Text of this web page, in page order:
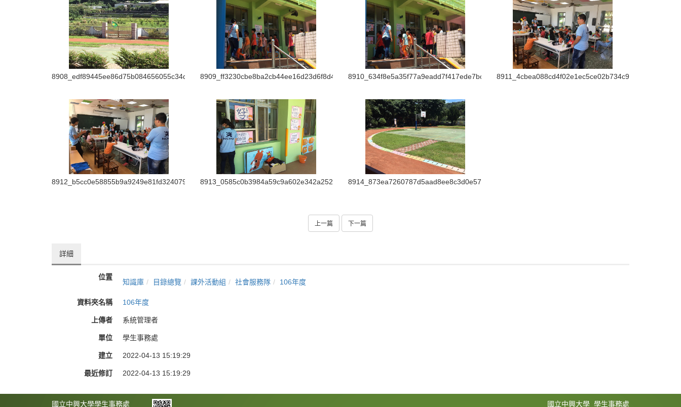
8908_edf89445ee86d75b084656055c34dee8 8909_ff3230cbe8ba2cb44ee16d23d6f8d4e9 8910_634f8e5a35f77a9eadd7f417ede7bccb 8911_4cbea088cd4f02e1ec5ce02b734c9f25
8912_b5cc0e58855b9a9249e81fd324079f19 8913_0585c0b3984a59c9a602e342a252982e8914_873ea7260787d5aad8ee8c3d0e578e94
上一篇 下一篇
詳細
位置
知識庫 目錄總覽 課外活動組 社會服務隊 106年度
資料夾名稱 106年度
上傳者 系統管理者
單位 學生事務處
建立 2022-04-13 15:19:29
最近修訂 2022-04-13 15:19:29
國立中興大學 學生事務處
國立中興大學學生事務處